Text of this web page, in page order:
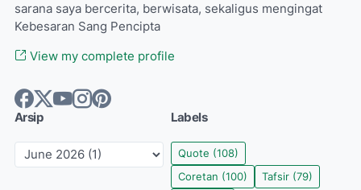
sarana saya bercerita, berwisata, sekaligus mengingat
Kebesaran Sang Pencipta
View my complete profile
Arsip Labels
Quote (108)
Coretan (100) Tafsir (79)